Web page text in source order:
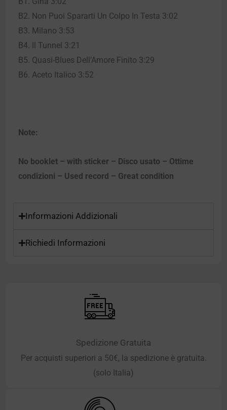
B2. Non Puoi Spararti Un Colpo In Testa 3:02
B3. Milano 3:53
B4. Il Tunnel 3:21
B5. Quasi-Blues Dell’Amore Finito 3:29
B6. Aceto Italico 3:52
Note:
No booklet – with sticker – Disco usato – Ottime
condizioni – Used record – Great condition
Informazioni Addizionali
Richiedi Informazioni
Spedizione Gratuita
Per acquisti superiori a 50€, la spedizione è gratuita.
(solo Italia)